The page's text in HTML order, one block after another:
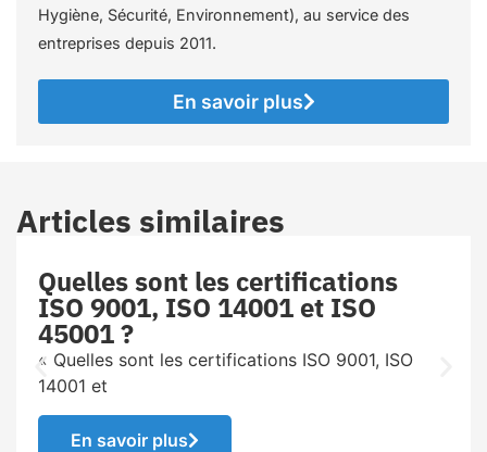
Hygiène, Sécurité, Environnement), au service des
entreprises depuis 2011.
En savoir plus
Articles similaires
Quelles sont les certifications
ISO 9001, ISO 14001 et ISO
45001 ?
« Quelles sont les certifications ISO 9001, ISO
14001 et
En savoir plus